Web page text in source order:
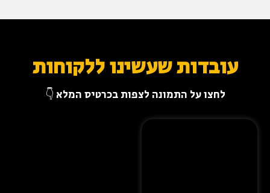
עובדות שעשינו ללקוחות
לחצו על התמונה לצפות בכרטיס המלא 👇